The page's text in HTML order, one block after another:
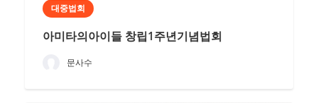
대중법회
아미타의아이들 창립1주년기념법회
문사수